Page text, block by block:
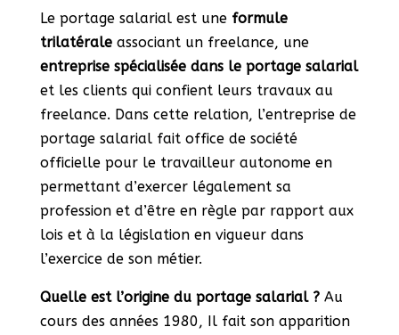
Le portage salarial est une formule
trilatéraleassociant un freelance, une
entreprise spécialisée dans le portage salarial
et les clients qui confient leurs travaux au
freelance. Dans cette relation, l’entreprise de
portage salarial fait office de société
officielle pour le travailleur autonome en
permettant d’exercer légalement sa
profession et d’être en règle par rapport aux
lois et à la législation en vigueur dans
l’exercice de son métier.
Quelle est l’origine du portage salarial ?Au
cours des années 1980, Il fait son apparition